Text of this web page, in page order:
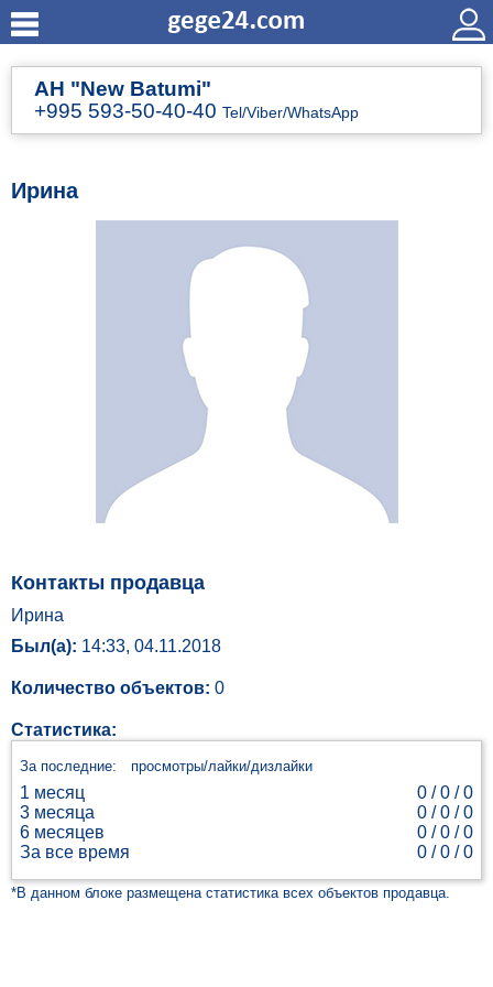
АН "New Batumi"
+995 593-50-40-40 Tel/Viber/WhatsApp
Ирина
Контакты продавца
Ирина
Был(а): 14:33, 04.11.2018
Количество объектов: 0
Статистика:
За последние: просмотры/лайки/дизлайки
1 месяц 0 /0 / 0
3 месяца
0 /0 / 0
6 месяцев
0 /0 / 0
За все время
0 /0 / 0
*В данном блоке размещена статистика всех объектов продавца.